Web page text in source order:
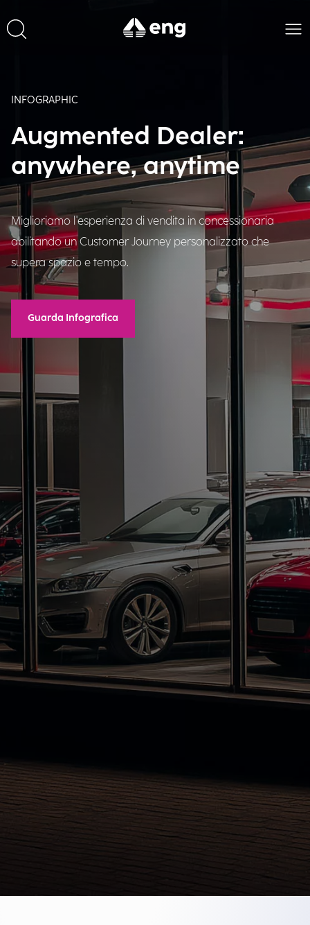
INFOGRAPHIC
Augmented Dealer:
anywhere, anytime
Miglioriamo l'esperienza di vendita in concessionaria
abilitando un Customer Journey personalizzato che
supera spazio e tempo.
Guarda Infografica